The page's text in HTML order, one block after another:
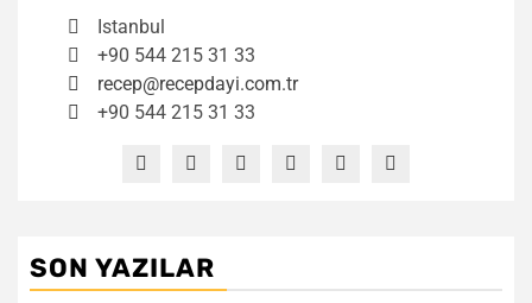
Istanbul
+90 544 215 31 33
recep@recepdayi.com.tr
+90 544 215 31 33
SON YAZILAR